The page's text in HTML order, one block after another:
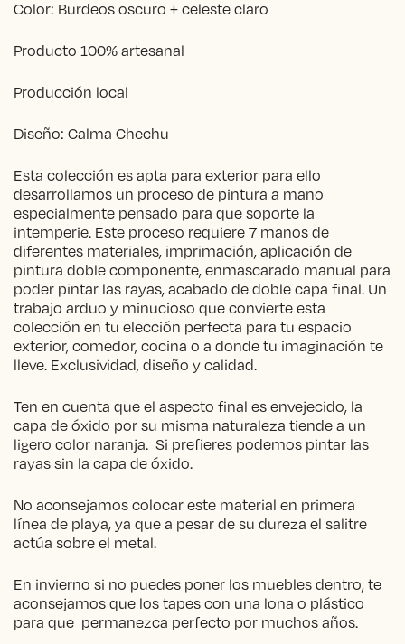
Color: Burdeos oscuro + celeste claro
Producto 100% artesanal
Producción local
Diseño: Calma Chechu
Esta colección es apta para exterior para ello
desarrollamos un proceso de pintura a mano
especialmente pensado para que soporte la
intemperie. Este proceso requiere 7 manos de
diferentes materiales, imprimación, aplicación de
pintura doble componente, enmascarado manual para
poder pintar las rayas, acabado de doble capa final. Un
trabajo arduo y minucioso que convierte esta
colección en tu elección perfecta para tu espacio
exterior, comedor, cocina o a donde tu imaginación te
lleve. Exclusividad, diseño y calidad.
Ten en cuenta que el aspecto final es envejecido, la
capa de óxido por su misma naturaleza tiende a un
ligero color naranja. Si prefieres podemos pintar las
rayas sin la capa de óxido.
No aconsejamos colocar este material en primera
línea de playa, ya que a pesar de su dureza el salitre
actúa sobre el metal.
En invierno si no puedes poner los muebles dentro, te
aconsejamos que los tapes con una lona o plástico
para que permanezca perfecto por muchos años.